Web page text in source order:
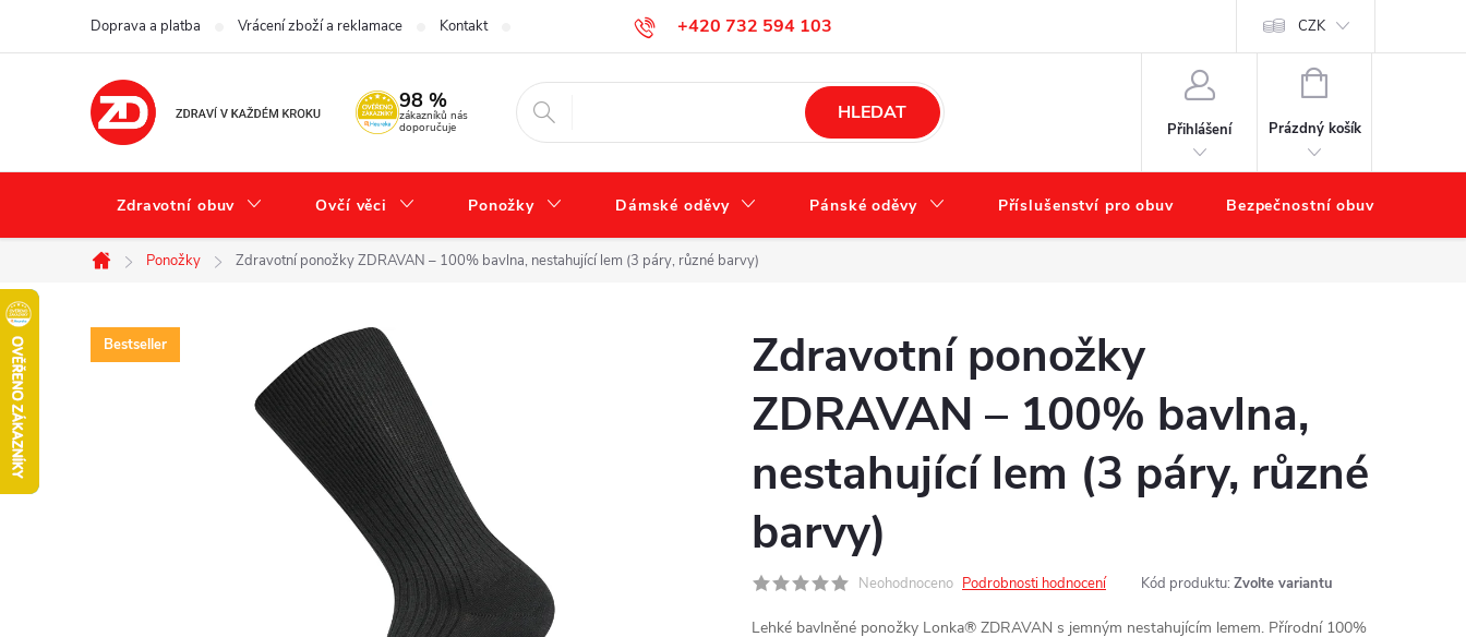
+420 732 594 103
info@zdravotnidoplnky.com
Doprava a platba Vrácení zboží a reklamace Kontakt Jak se správně starat o obuv? Obchodní podmínky
CZK
98 %
zákazníků nás
doporučuje
HLEDAT
Přihlášení
NÁKUPNÍ
Prázdný košík
Zdravotní obuv Ovčí věci Ponožky Dámské oděvy Pánské oděvy Příslušenství pro obuv Bezpečnostní obuv
Domů
Ponožky Zdravotní ponožky ZDRAVAN – 100% bavlna, nestahující lem (3 páry, různé barvy)
Bestseller
Zdravotní ponožky
ZDRAVAN – 100% bavlna,
nestahující lem (3 páry, různé
barvy)
Neohodnoceno Podrobnosti hodnocení Kód produktu: Zvolte variantu
Lehké bavlněné ponožky Lonka® ZDRAVAN s jemným nestahujícím lemem. Přírodní 100%